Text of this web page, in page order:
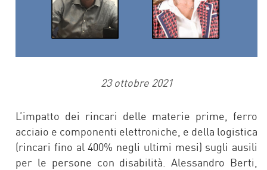
23 ottobre 2021
L’impatto dei rincari delle materie prime, ferro
acciaio e componenti elettroniche, e della logistica
(rincari fino al 400% negli ultimi mesi) sugli ausili
per le persone con disabilità. Alessandro Berti,